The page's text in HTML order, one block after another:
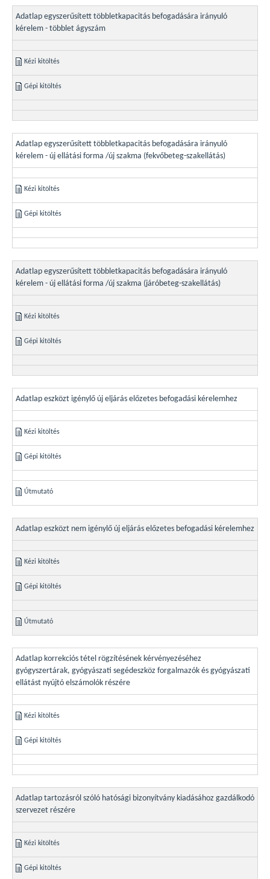
Adatlap egyszerűsített többletkapacitás befogadására irányuló
kérelem - többlet ágyszám
Kézi kitöltés
Gépi kitöltés
Adatlap egyszerűsített többletkapacitás befogadására irányuló
kérelem - új ellátási forma /új szakma (fekvőbeteg-szakellátás)
Kézi kitöltés
Gépi kitöltés
Adatlap egyszerűsített többletkapacitás befogadására irányuló
kérelem - új ellátási forma /új szakma (járóbeteg-szakellátás)
Kézi kitöltés
Gépi kitöltés
Adatlap eszközt igénylő új eljárás előzetes befogadási kérelemhez
Kézi kitöltés
Gépi kitöltés
Útmutató
Adatlap eszközt nem igénylő új eljárás előzetes befogadási kérelemhez
Kézi kitöltés
Gépi kitöltés
Útmutató
Adatlap korrekciós tétel rögzítésének kérvényezéséhez
gyógyszertárak, gyógyászati segédeszköz forgalmazók és gyógyászati
ellátást nyújtó elszámolók részére
Kézi kitöltés
Gépi kitöltés
Adatlap tartozásról szóló hatósági bizonyítvány kiadásához gazdálkodó
szervezet részére
Kézi kitöltés
Gépi kitöltés